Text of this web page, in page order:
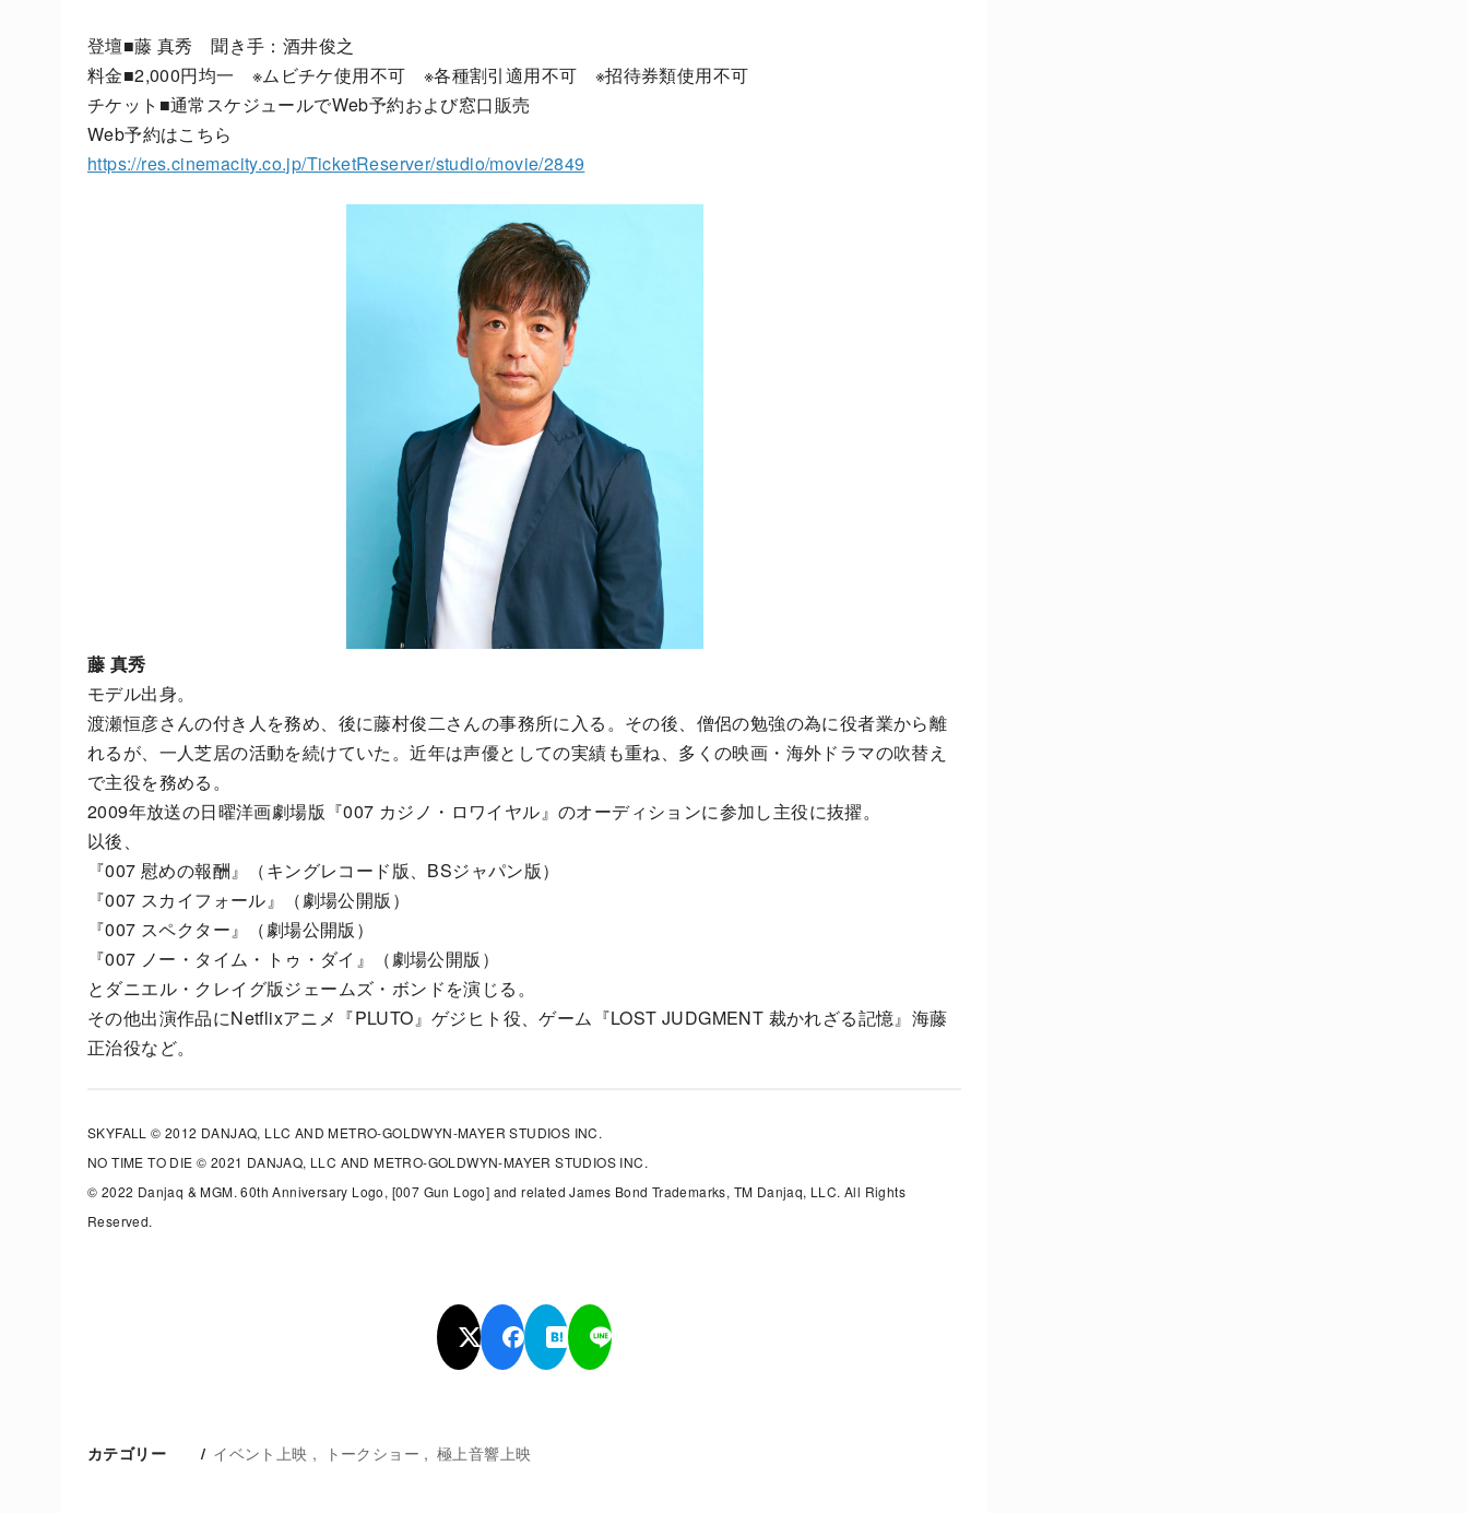
登壇■藤 真秀 聞き手：酒井俊之
料金■2,000円均一 ※ムビチケ使用不可 ※各種割引適用不可 ※招待券類使用不可
チケット■通常スケジュールでWeb予約および窓口販売
Web予約はこちら
https://res.cinemacity.co.jp/TicketReserver/studio/movie/2849
藤 真秀
モデル出身。
渡瀬恒彦さんの付き人を務め、後に藤村俊二さんの事務所に入る。その後、僧侶の勉強の為に役者業から離
れるが、一人芝居の活動を続けていた。近年は声優としての実績も重ね、多くの映画・海外ドラマの吹替え
で主役を務める。
2009年放送の日曜洋画劇場版『007 カジノ・ロワイヤル』のオーディションに参加し主役に抜擢。
以後、
『007 慰めの報酬』（キングレコード版、BSジャパン版）
『007 スカイフォール』（劇場公開版）
『007 スペクター』（劇場公開版）
『007 ノー・タイム・トゥ・ダイ』（劇場公開版）
とダニエル・クレイグ版ジェームズ・ボンドを演じる。
その他出演作品にNetflixアニメ『PLUTO』ゲジヒト役、ゲーム『LOST JUDGMENT 裁かれざる記憶』海藤
正治役など。
SKYFALL © 2012 DANJAQ, LLC AND METRO-GOLDWYN-MAYER STUDIOS INC.
NO TIME TO DIE © 2021 DANJAQ, LLC AND METRO-GOLDWYN-MAYER STUDIOS INC.
© 2022 Danjaq & MGM. 60th Anniversary Logo, [007 Gun Logo] and related James Bond Trademarks, TM Danjaq, LLC. All Rights
Reserved.
カテゴリー イベント上映 トークショー 極上音響上映